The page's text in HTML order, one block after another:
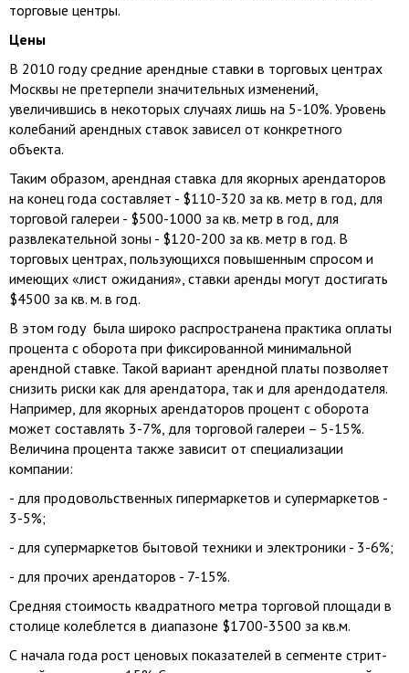
торговые центры.
Цены
В 2010 году средние арендные ставки в торговых центрах
Москвы не претерпели значительных изменений,
увеличившись в некоторых случаях лишь на 5-10%. Уровень
колебаний арендных ставок зависел от конкретного
объекта.
Таким образом, арендная ставка для якорных арендаторов
на конец года составляет - $110-320 за кв. метр в год, для
торговой галереи - $500-1000 за кв. метр в год, для
развлекательной зоны - $120-200 за кв. метр в год. В
торговых центрах, пользующихся повышенным спросом и
имеющих «лист ожидания», ставки аренды могут достигать
$4500 за кв. м. в год.
В этом году была широко распространена практика оплаты
процента с оборота при фиксированной минимальной
арендной ставке. Такой вариант арендной платы позволяет
снизить риски как для арендатора, так и для арендодателя.
Например, для якорных арендаторов процент с оборота
может составлять 3-7%, для торговой галереи – 5-15%.
Величина процента также зависит от специализации
компании:
- для продовольственных гипермаркетов и супермаркетов -
3-5%;
- для супермаркетов бытовой техники и электроники - 3-6%;
- для прочих арендаторов - 7-15%.
Средняя стоимость квадратного метра торговой площади в
столице колеблется в диапазоне $1700-3500 за кв.м.
С начала года рост ценовых показателей в сегменте стрит-